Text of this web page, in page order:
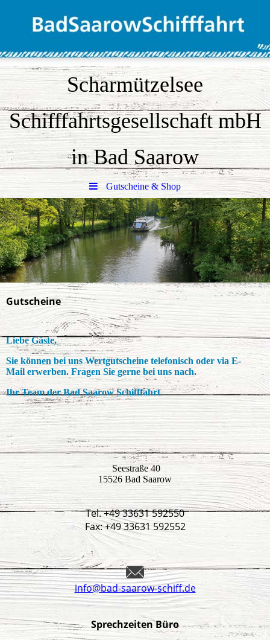
Scharmützelsee
Schifffahrtsgesellschaft mbH
in Bad Saarow
Gutscheine & Shop
Gutscheine
Liebe Gäste,
Sie können bei uns Wertgutscheine telefonisch oder via E-
Mail erwerben. Fragen Sie gerne bei uns nach.
Ihr Team der Bad Saarow Schifffahrt.
Seestraße 40
15526 Bad Saarow
Tel. +49 33631 592550
Fax: +49 33631 592552
info@bad-saarow-schiff.de
Sprechzeiten Büro